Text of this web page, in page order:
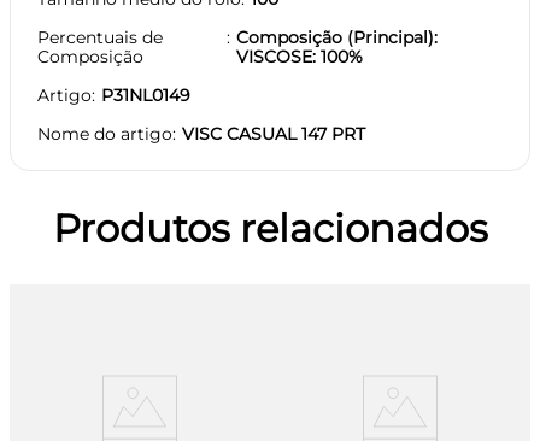
Percentuais de
Composição
Composição (Principal):
VISCOSE: 100%
Artigo P31NL0149
Nome do artigo VISC CASUAL 147 PRT
Produtos relacionados